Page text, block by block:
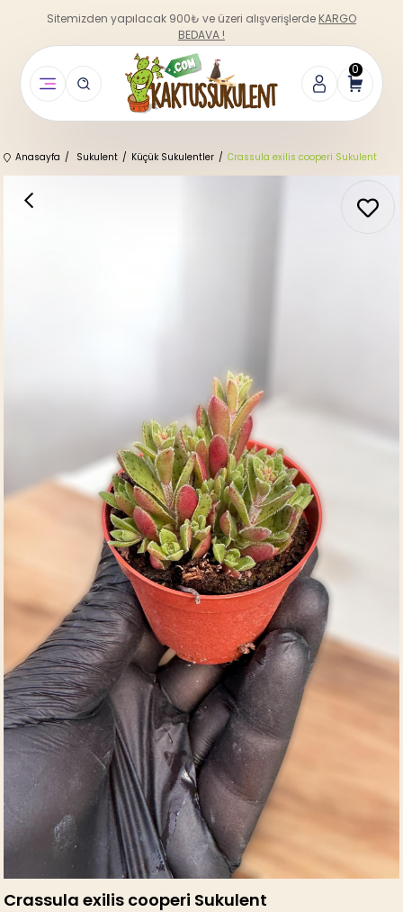
Sitemizden yapılacak 900₺ ve üzeri alışverişlerde KARGO
BEDAVA !
0
Anasayfa Sukulent Küçük Sukulentler Crassula exilis cooperi Sukulent
Crassula exilis cooperi Sukulent